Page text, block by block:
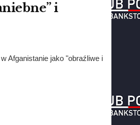
i
Afganistanie jako "obraźliwe i